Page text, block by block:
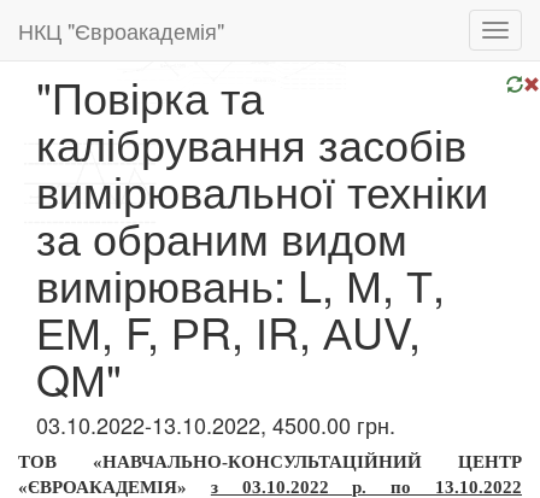
НКЦ "Євроакадемія"
"Повірка та
калібрування засобів
вимірювальної техніки
за обраним видом
вимірювань: L, М, Т,
ЕМ, F, РR, ІR, АUV,
QМ"
03.10.2022-13.10.2022, 4500.00 грн.
ТОВ «НАВЧАЛЬНО-КОНСУЛЬТАЦІЙНИЙ ЦЕНТР
«ЄВРОАКАДЕМІЯ» з 03.10.2022 р. по 13.10.2022